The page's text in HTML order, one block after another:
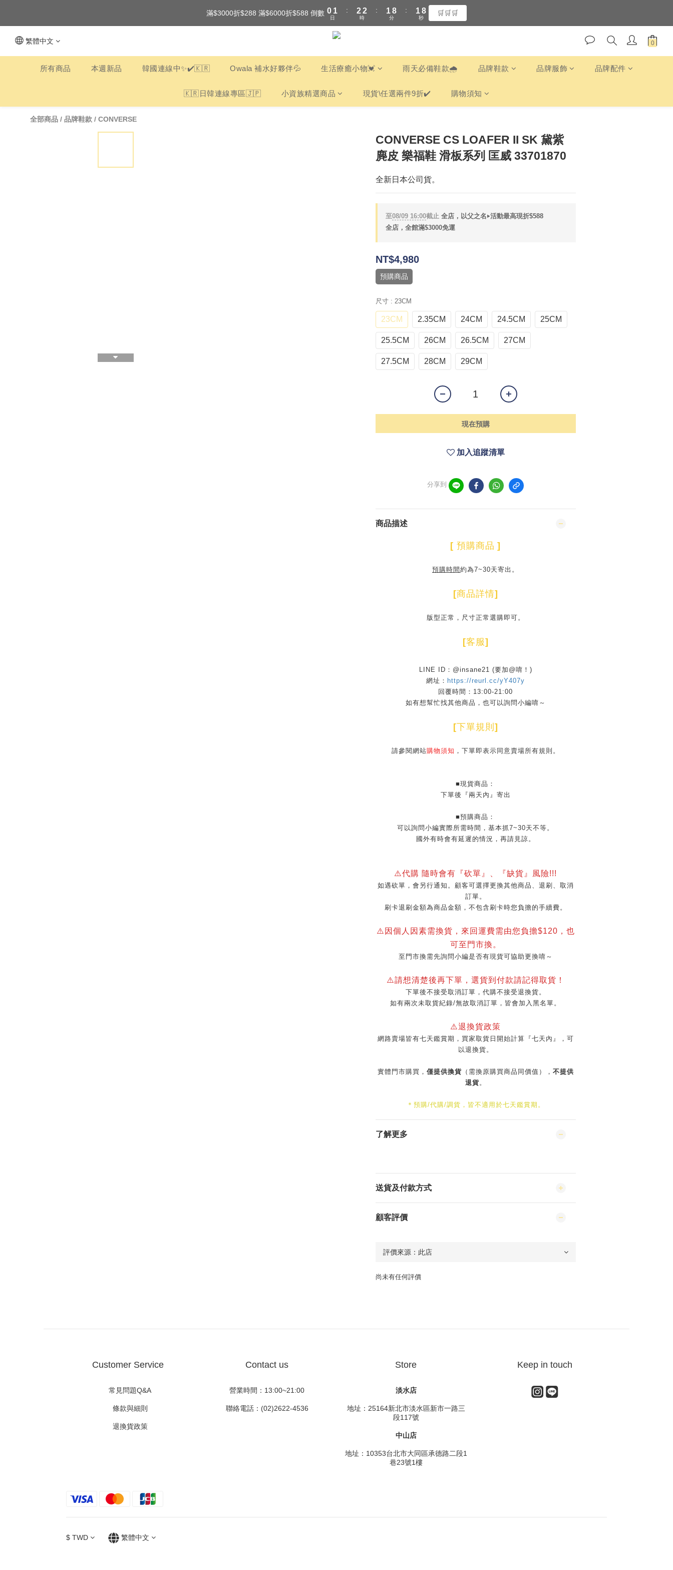
全館滿$3000享『超商』免運費
滿$3000折$288 滿$6000折$588 倒數 0 1
0
日
:
2
1
2
1
時
:
1
0
8
7
4
0
分
:
1
0
7
6
3
2
秒
🛒🛒🛒
全館滿$3000享『超商』免運費
繁體中文
所有商品 本週新品 韓國連線中✨✔️🇰🇷 Owala 補水好夥伴💦 生活療癒小物💓 雨天必備鞋款🌧️ 品牌鞋款 品牌服飾 品牌配件
🇰🇷日韓連線專區🇯🇵 小資族精選商品 現貨\任選兩件9折✔️ 購物須知
全部商品 / 品牌鞋款 / CONVERSE
CONVERSE CS LOAFER II SK 黛紫
麂皮 樂福鞋 滑板系列 匡威 33701870
全新日本公司貨。
至08/09 16:00截止全店，以父之名‣活動最高現折$588
全店，全館滿$3000免運
NT$4,980
預購商品
尺寸 : 23CM
23CM 2.35CM 24CM 24.5CM 25CM
25.5CM 26CM 26.5CM 27CM
27.5CM 28CM 29CM
現在預購
加入追蹤清單
分享到
商品描述
[ 預購商品 ]
預購時間 約為7~30天寄出。
[商品詳情]
版型正常，尺寸正常選購即可。
[客服]
LINE ID：@insane21 (要加@唷！)
網址： https://reurl.cc/yY407y
回覆時間：13:00-21:00
如有想幫忙找其他商品，也可以詢問小編唷～
[下單規則 ]
請參閱網站購物須知 ，下單即表示同意賣場所有規則。
■現貨商品：
下單後『兩天內』寄出
■預購商品：
可以詢問小編實際所需時間，基本抓7~30天不等。
國外有時會有延遲的情況，再請見諒。
⚠️代購 隨時會有『砍單』、『缺貨』風險!!!
如遇砍單，會另行通知。顧客可選擇更換其他商品、退刷、取消
訂單。
刷卡退刷金額為商品金額，不包含刷卡時您負擔的手續費。
⚠️因個人因素需換貨，來回運費需由您負擔$120，也
可至門市換。
至門市換需先詢問小編是否有現貨可協助更換唷～
⚠️請想清楚後再下單，選貨到付款請記得取貨！
下單後不接受取消訂單，代購不接受退換貨。
如有兩次未取貨紀錄/無故取消訂單，皆會加入黑名單。
⚠️退換貨政策
網路賣場皆有七天鑑賞期，買家取貨日開始計算『七天內』，可
以退換貨。
實體門市購買， 僅提供換貨（需換原購買商品同價值）， 不提供
退貨。
＊預購/代購/調貨，皆不適用於七天鑑賞期。
了解更多
送貨及付款方式
顧客評價
尚未有任何評價
Customer Service
常見問題Q&A
條款與細則
退換貨政策
Contact us
營業時間：13:00~21:00
聯絡電話：(02)2622-4536
Store
淡水店
地址：25164新北市淡水區新市一路三
段117號
中山店
地址：10353台北市大同區承德路二段1
巷23號1樓
Keep in touch
$ TWD 繁體中文